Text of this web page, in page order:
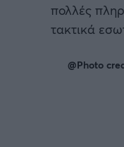
πολλές
τακτικά
@Photo